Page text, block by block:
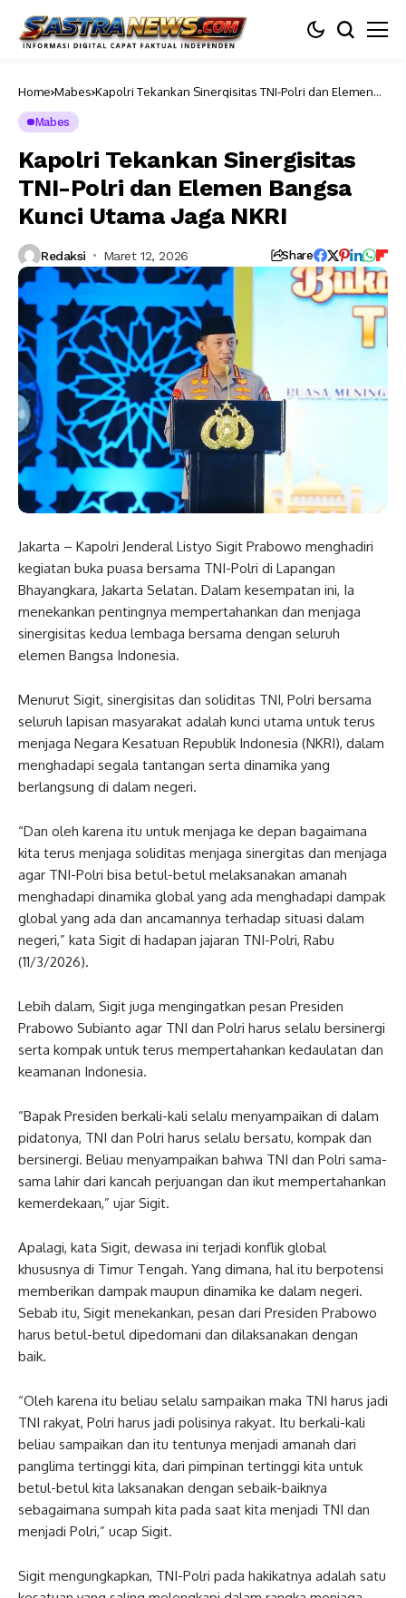
Home Mabes Kapolri Tekankan Sinergisitas TNI-Polri dan Elemen
Mabes
Kapolri Tekankan Sinergisitas
TNI-Polri dan Elemen Bangsa
Kunci Utama Jaga NKRI
Redaksi Maret 12, 2026 Share
Jakarta – Kapolri Jenderal Listyo Sigit Prabowo menghadiri
kegiatan buka puasa bersama TNI-Polri di Lapangan
Bhayangkara, Jakarta Selatan. Dalam kesempatan ini, Ia
menekankan pentingnya mempertahankan dan menjaga
sinergisitas kedua lembaga bersama dengan seluruh
elemen Bangsa Indonesia.
Menurut Sigit, sinergisitas dan soliditas TNI, Polri bersama
seluruh lapisan masyarakat adalah kunci utama untuk terus
menjaga Negara Kesatuan Republik Indonesia (NKRI), dalam
menghadapi segala tantangan serta dinamika yang
berlangsung di dalam negeri.
“Dan oleh karena itu untuk menjaga ke depan bagaimana
kita terus menjaga soliditas menjaga sinergitas dan menjaga
agar TNI-Polri bisa betul-betul melaksanakan amanah
menghadapi dinamika global yang ada menghadapi dampak
global yang ada dan ancamannya terhadap situasi dalam
negeri,” kata Sigit di hadapan jajaran TNI-Polri, Rabu
(11/3/2026).
Lebih dalam, Sigit juga mengingatkan pesan Presiden
Prabowo Subianto agar TNI dan Polri harus selalu bersinergi
serta kompak untuk terus mempertahankan kedaulatan dan
keamanan Indonesia.
“Bapak Presiden berkali-kali selalu menyampaikan di dalam
pidatonya, TNI dan Polri harus selalu bersatu, kompak dan
bersinergi. Beliau menyampaikan bahwa TNI dan Polri sama-
sama lahir dari kancah perjuangan dan ikut mempertahankan
kemerdekaan,” ujar Sigit.
Apalagi, kata Sigit, dewasa ini terjadi konflik global
khususnya di Timur Tengah. Yang dimana, hal itu berpotensi
memberikan dampak maupun dinamika ke dalam negeri.
Sebab itu, Sigit menekankan, pesan dari Presiden Prabowo
harus betul-betul dipedomani dan dilaksanakan dengan
baik.
“Oleh karena itu beliau selalu sampaikan maka TNI harus jadi
TNI rakyat, Polri harus jadi polisinya rakyat. Itu berkali-kali
beliau sampaikan dan itu tentunya menjadi amanah dari
panglima tertinggi kita, dari pimpinan tertinggi kita untuk
betul-betul kita laksanakan dengan sebaik-baiknya
sebagaimana sumpah kita pada saat kita menjadi TNI dan
menjadi Polri,” ucap Sigit.
Sigit mengungkapkan, TNI-Polri pada hakikatnya adalah satu